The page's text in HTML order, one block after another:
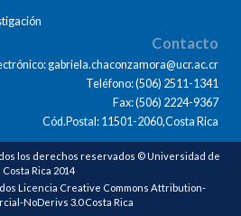
Contacto
gabriela.chaconzamora@ucr.ac.cr
Teléfono: (506) 2511-1341
Fax: (506) 2224-9367
Cód.Postal: 11501-2060,Costa Rica
los derechos reservados © Universidad de
Costa Rica 2014
Licencia Creative Commons Attribution-
NoDerivs 3.0 Costa Rica